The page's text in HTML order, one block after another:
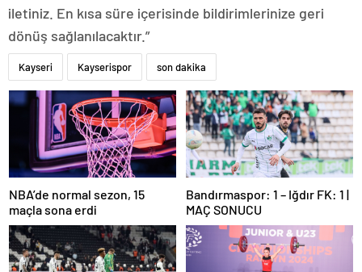
iletiniz. En kısa süre içerisinde bildirimlerinize geri
dönüş sağlanılacaktır.”
Kayseri Kayserispor son dakika
NBA’de normal sezon, 15
maçla sona erdi
Bandırmaspor: 1 – Iğdır FK: 1 |
MAÇ SONUCU